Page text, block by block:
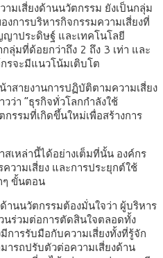
มเสี่ยงด้านนวัตกรรม ยังเป็นกลุ่ม
การบริหารกิจกรรมความเสี่ยงที่
าประดิษฐ์ และเทคโนโลยี
ลุ่มที่ด้อยกว่าถึง 2 ถึง 3 เท่า และ
รจะมีแนวโน้มเติบโต
สายงานการปฏิบัติตามความเสี่ยง
ว่า “ธุรกิจทั่วโลกกำลังใช้
รรมที่เกิดขึ้นใหม่เพื่อสร้างการ
เหล่านี้ได้อย่างเต็มที่นั้น องค์กร
วามเสี่ยง และการประยุกต์ใช้
ๆ ขั้นตอน
นนวัตกรรมต้องมั่นใจว่า ผู้บริหาร
นร่วมต่อการตัดสินใจตลอดทั้ง
การรับมือกับความเสี่ยงทั้งที่รู้จัก
รถปรับตัวต่อความเสี่ยงด้าน